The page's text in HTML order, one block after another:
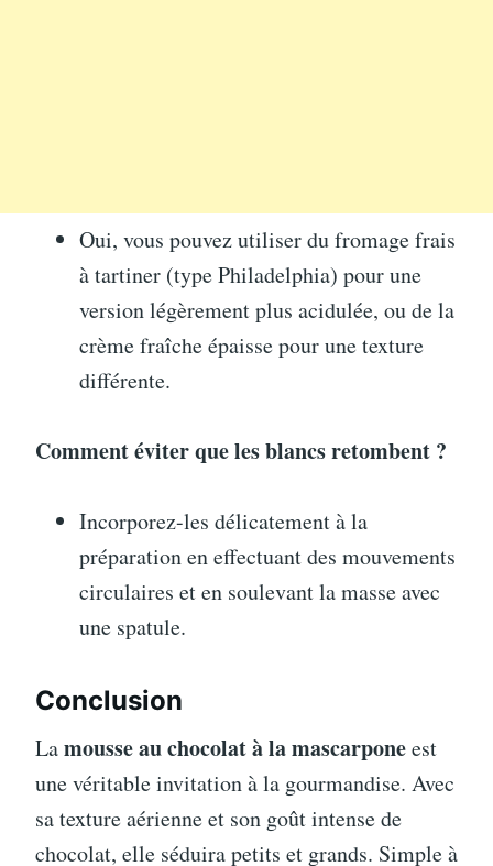
Oui, vous pouvez utiliser du fromage frais
à tartiner (type Philadelphia) pour une
version légèrement plus acidulée, ou de la
crème fraîche épaisse pour une texture
différente.
Comment éviter que les blancs retombent ?
Incorporez-les délicatement à la
préparation en effectuant des mouvements
circulaires et en soulevant la masse avec
une spatule.
Conclusion
Lamousse au chocolat à la mascarponeest
une véritable invitation à la gourmandise. Avec
sa texture aérienne et son goût intense de
chocolat, elle séduira petits et grands. Simple à